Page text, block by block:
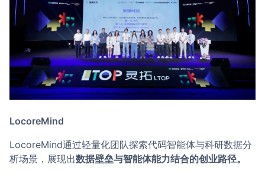
LocoreMind
LocoreMind通过轻量化团队探索代码智能体与科研数据分
析场景，展现出数据壁垒与智能体能力结合的创业路径。